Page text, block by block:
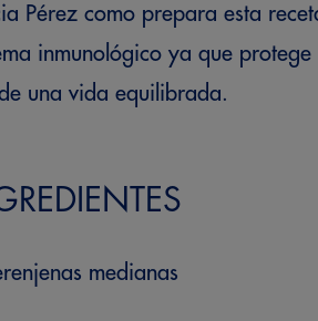
Pérez como prepara esta
inmunológico ya que protege
una vida equilibrada.
medianas